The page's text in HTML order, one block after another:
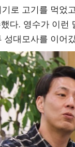
로 고기를 먹었
다. 영수가 이
성대모사를 이어